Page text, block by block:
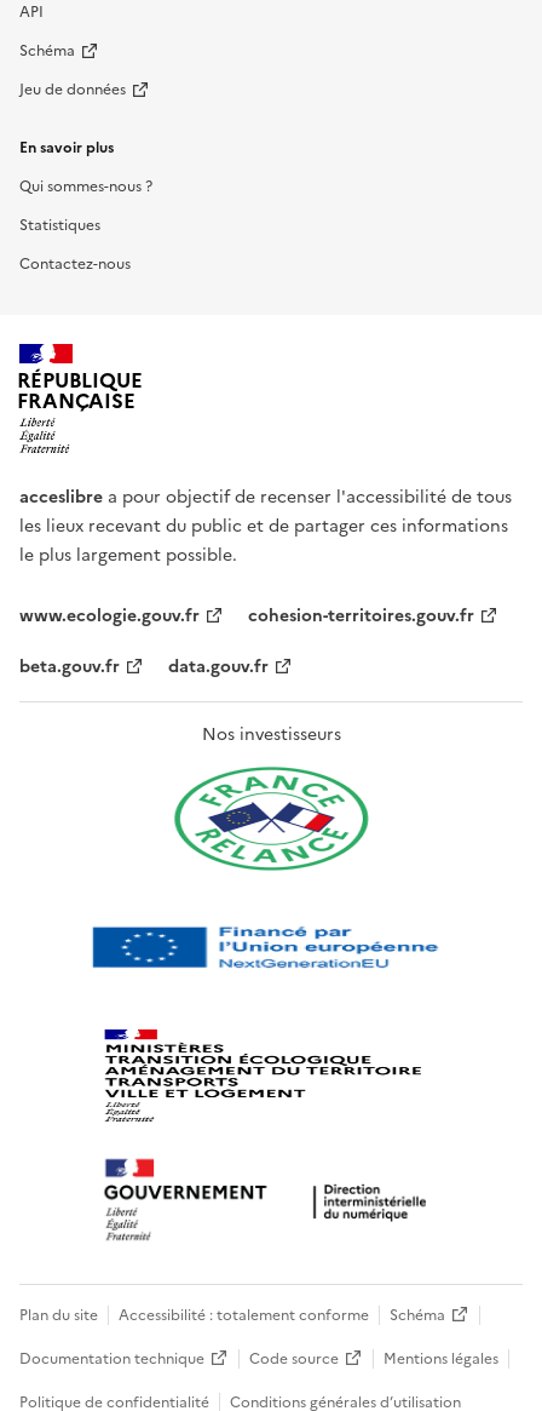
API
Schéma
Jeu de données
En savoir plus
Qui sommes-nous ?
Statistiques
Contactez-nous
RÉPUBLIQUE
FRANÇAISE
acceslibre a pour objectif de recenser l'accessibilité de tous
les lieux recevant du public et de partager ces informations
le plus largement possible.
www.ecologie.gouv.fr
cohesion-territoires.gouv.fr
beta.gouv.fr
data.gouv.fr
Nos investisseurs
Plan du site Accessibilité : totalement conforme
Schéma
Documentation technique
Code source
Mentions légales
Politique de confidentialité
Conditions générales d’utilisation